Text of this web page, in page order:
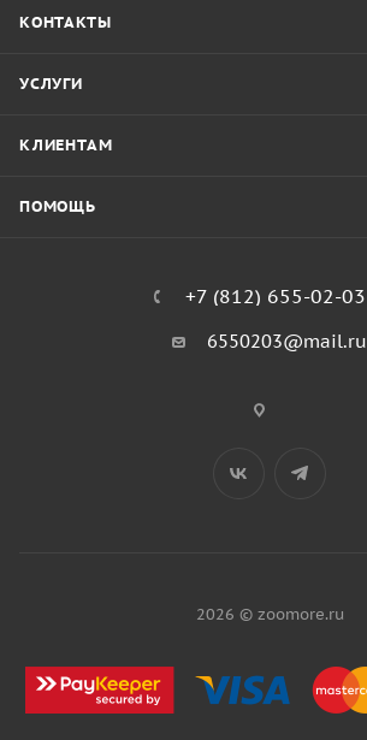
КОНТАКТЫ
УСЛУГИ
КЛИЕНТАМ
ПОМОЩЬ
+7 (812) 655-02-03
6550203@mail.ru
2026 © zoomore.ru